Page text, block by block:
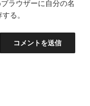
ラウザーに自分の名
る。